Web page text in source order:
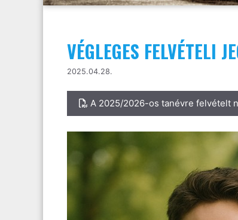
VÉGLEGES FELVÉTELI
2025.04.28.
A 2025/2026-os tanévre felvételt